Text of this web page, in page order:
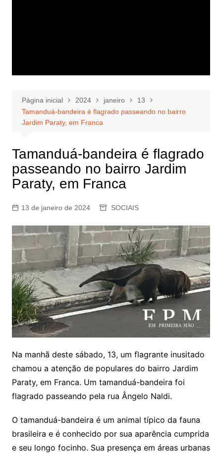
Página inicial 2024 janeiro
13
Tamanduá-bandeira é flagrado passeando no bairro
Jardim Paraty, em Franca
Tamanduá-bandeira é flagrado
passeando no bairro Jardim
Paraty, em Franca
13 de janeiro de 2024 SOCIAIS
Na manhã deste sábado, 13, um flagrante inusitado
chamou a atenção de populares do bairro Jardim
Paraty, em Franca. Um tamanduá-bandeira foi
flagrado passeando pela rua Ângelo Naldi.
O tamanduá-bandeira é um animal típico da fauna
brasileira e é conhecido por sua aparência cumprida
e seu longo focinho. Sua presença em áreas urbanas